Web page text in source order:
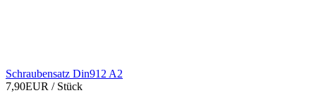
Schraubensatz Din912 A2
7,90EUR / Stück